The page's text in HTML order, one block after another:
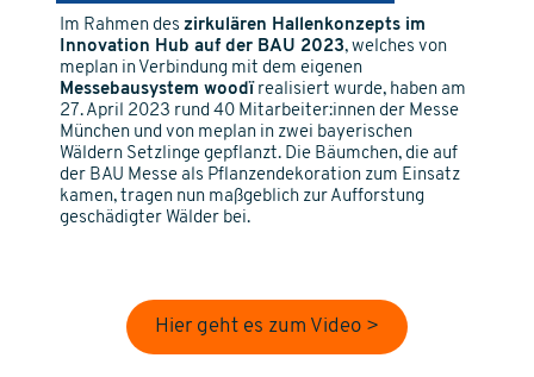
Im Rahmen des zirkulären Hallenkonzepts im
Innovation Hub auf der BAU 2023, welches von
meplan in Verbindung mit dem eigenen
Messebausystem woodï realisiert wurde, haben am
27. April 2023 rund 40 Mitarbeiter:innen der Messe
München und von meplan in zwei bayerischen
Wäldern Setzlinge gepflanzt. Die Bäumchen, die auf
der BAU Messe als Pflanzendekoration zum Einsatz
kamen, tragen nun maßgeblich zur Aufforstung
geschädigter Wälder bei.
Hier geht es zum Video >